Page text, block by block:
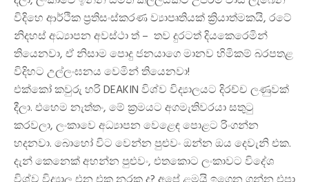
විදිහෙ ආර්ථික ප්‍රතිසංස්කරණ ව්‍යාපෘතියක් ක්‍රියාත්මකයි, රටේ
නිදහස් අධ්‍යාපන අවස්ථා ත් – තව දුරටත් දියකෙරෙමින්
තියෙනවා, ඒ නිසාම පොදු ජනයාගෙ මානව හිමිකම් බරපතළ
විදිහට උල්ලංඝනය වෙමින් තියෙනවා!
එක්කෝ කවුරු හරි DEAKIN විශ්ව විද්‍යාලයට දිරච්ච ලණුවක්
දීලා. එහෙම නැත්තං, මේ ක්‍රමයට අගමැතිවරයා සතුටු
කරවලා, ලංකාවෙ අධ්‍යාපන වෙළෙඳ පොළට රිංගන්න
හදනවා. බොහෝ විට වෙන්න පුළුවං ඔන්න ඔය දෙවැනි එක.
දැන් කෙනෙක් අහන්න පුළුවං, එතකොට ලංකාවට විදේශ